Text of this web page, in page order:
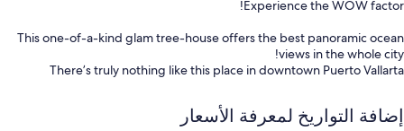
Experience the WOW factor!
This one-of-a-kind glam tree-house offers the best panoramic ocean
views in the whole city!
There’s truly nothing like this place in downtown Puerto Vallarta
Enjoy a cozy bed, full bathroom, living room, and equipped kitchen.
Relax by the pools, BBQs, and outdoor spaces, and marvel at nightly
إضافة التواريخ لمعرفة الأسعار